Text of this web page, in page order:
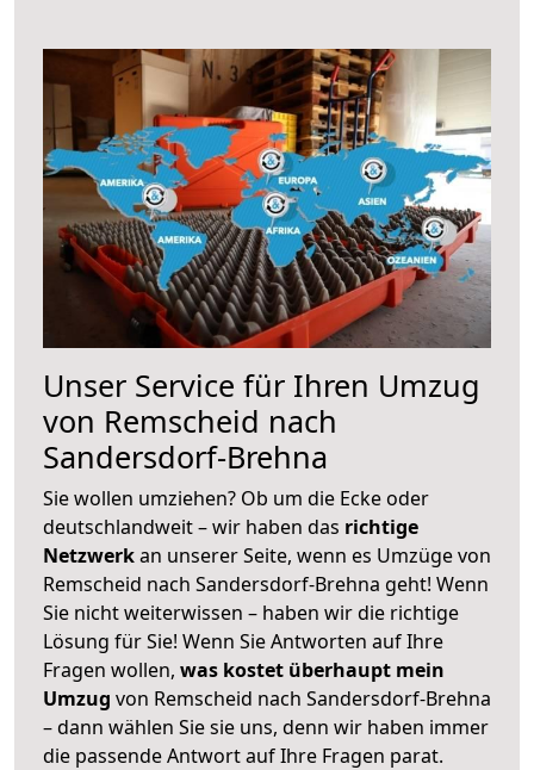
Unser Service für Ihren Umzug
von Remscheid nach
Sandersdorf-Brehna
Sie wollen umziehen? Ob um die Ecke oder
deutschlandweit – wir haben das richtige
Netzwerkan unserer Seite, wenn es Umzüge von
Remscheid nach Sandersdorf-Brehna geht! Wenn
Sie nicht weiterwissen – haben wir die richtige
Lösung für Sie! Wenn Sie Antworten auf Ihre
Fragen wollen, was kostet überhaupt mein
Umzug von Remscheid nach Sandersdorf-Brehna
– dann wählen Sie sie uns, denn wir haben immer
die passende Antwort auf Ihre Fragen parat.